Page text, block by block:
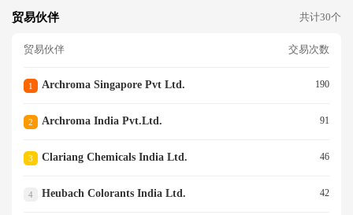
贸易伙伴 共计30个
贸易伙伴 交易次数
1 Archroma Singapore Pvt Ltd. 190
2 Archroma India Pvt.ltd. 91
3 Clariang Chemicals India Ltd. 46
4 Heubach Colorants India Ltd. 42